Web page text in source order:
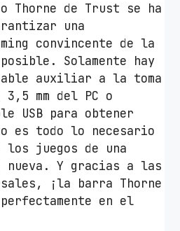
Thorne de Trust se ha
una
convincente de la
Solamente hay
auxiliar a la toma
mm del PC o
USB para obtener
es todo lo necesario
juegos de una
nueva. Y gracias a las
¡la barra Thorne
en el